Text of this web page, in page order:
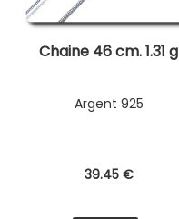
Chaine 46 cm. 1.31 g
Argent 925
39.45 €